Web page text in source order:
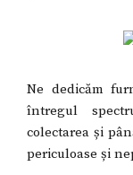
Ne dedicăm
întregul
colectarea și
periculoase și